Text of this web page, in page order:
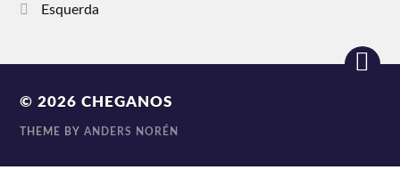
Esquerda
© 2026CHEGANOS
THEME BYANDERS NORÉN